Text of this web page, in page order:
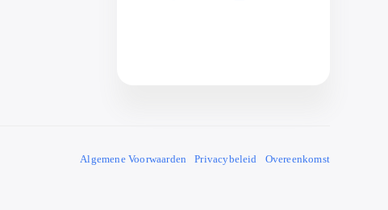
Algemene Voorwaarden Privacybeleid Overeenkomst